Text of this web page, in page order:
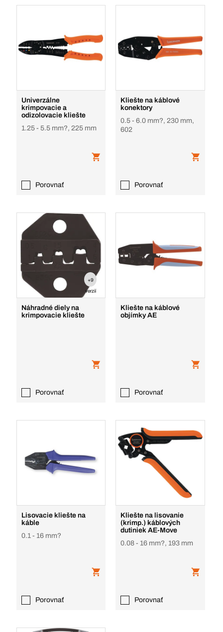
Univerzálne
krimpovacie a
odizolovacie kliešte
1.25 - 5.5 mm?, 225 mm
Porovnať
Kliešte na káblové
konektory
0.5 - 6.0 mm?, 230 mm,
602
Porovnať
+9
verzií
Náhradné diely na
krimpovacie kliešte
Porovnať
Kliešte na káblové
objímky AE
Porovnať
Lisovacie kliešte na
káble
0.1 - 16 mm?
Porovnať
Kliešte na lisovanie
(krimp.) káblových
dutiniek AE-Move
0.08 - 16 mm?, 193 mm
Porovnať